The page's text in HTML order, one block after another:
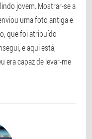
jovem. Mostrar-se a
uma foto antiga e
que foi atribuído
e aqui está,
era capaz de levar-me